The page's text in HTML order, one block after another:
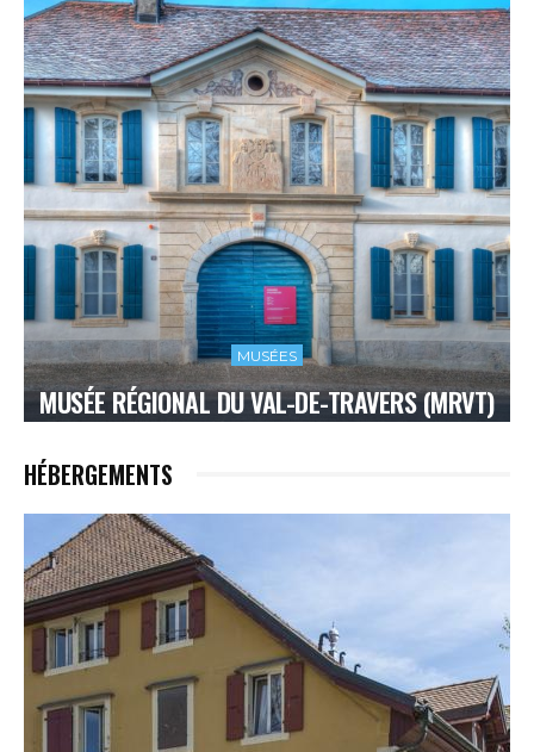
MUSÉES
MUSÉE RÉGIONAL DU VAL-DE-TRAVERS (MRVT)
HÉBERGEMENTS